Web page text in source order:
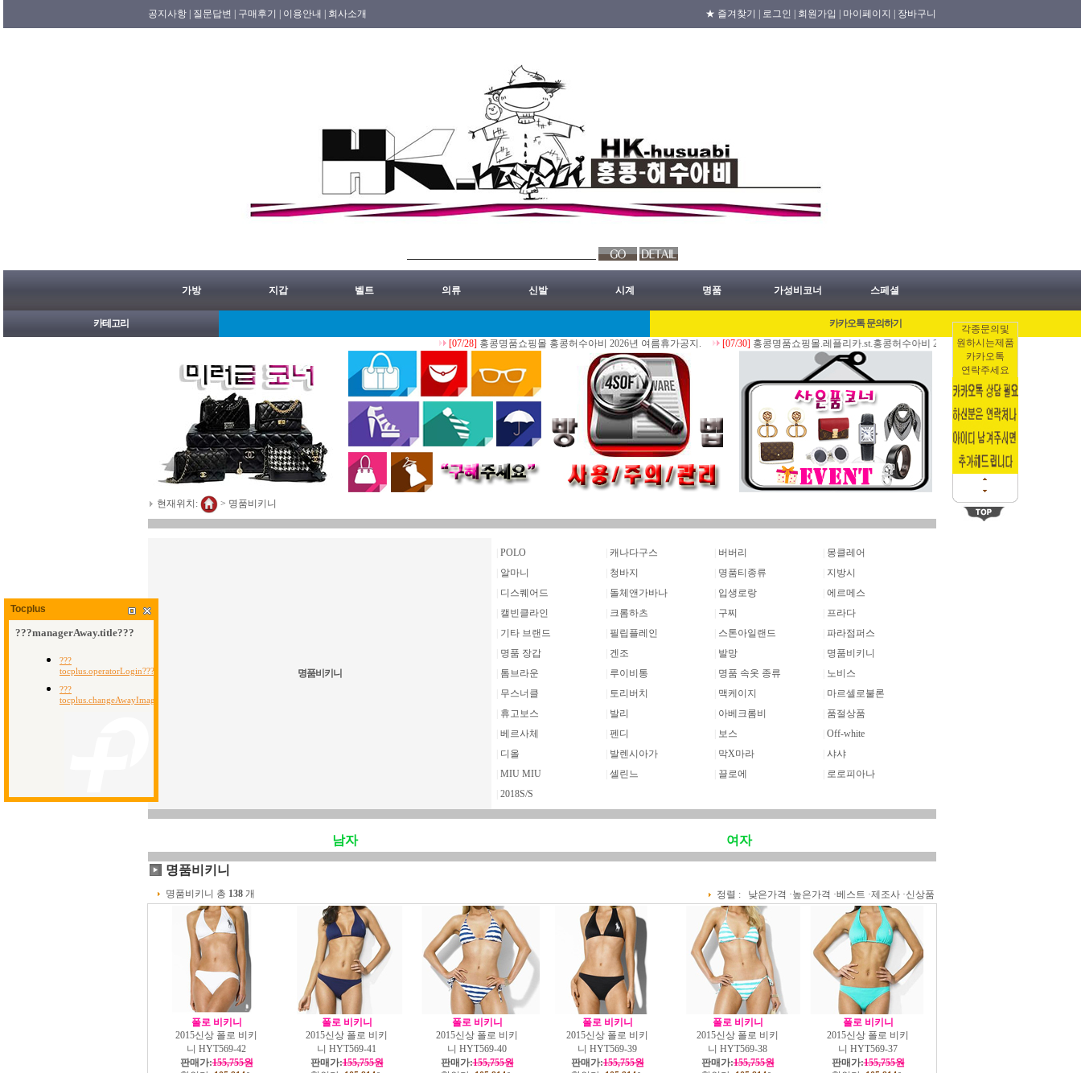
각종문의및
원하시는제품
카카오톡
연락주세요
공지사항 | 질문답변 | 구매후기 | 이용안내 | 회사소개 ★ 즐겨찾기 | 로그인 | 회원가입 | 마이페이지 | 장바구니
가방 지갑 벨트 의류 신발 시계 명품 가성비코너 스페셜
카테고리
카카오톡 문의하기
[07/28]홍콩명품쇼핑몰 홍콩허수아비 2026년 여름휴가공지. [07/30]홍콩명품쇼핑몰.레플리카.st.홍콩허수아비 2026년 07월30일 홍콩배송출발 안내 공지.
현재위치: > 명품비키니
명품비키니
POLO 캐나다구스 버버리
몽클레어
알마니 청바지 명품티종류
지방시
디스퀘어드 돌체앤가바나 입생로랑
에르메스
캘빈클라인 크롬하츠 구찌
프라다
기타 브랜드 필립플레인 스톤아일랜드
파라점퍼스
명품 장갑 겐조 발망
명품비키니
톰브라운 루이비통 명품 속옷 종류
노비스
무스너클 토리버치 맥케이지
마르셀로불론
휴고보스 발리 아베크롬비
품절상품
베르사체 펜디 보스
Off-white
디올 발렌시아가 막X마라
샤샤
MIU MIU 셀린느 끌로에
로로피아나
2018S/S
남자 여자
명품비키니
명품비키니 총 138 개 정렬 : 낮은가격 ·높은가격 ·베스트 ·제조사 ·신상품
폴로 비키니
2015신상 폴로 비키
니 HYT569-42
판매가:155,755원
폴로 비키니
2015신상 폴로 비키
니 HYT569-41
판매가:155,755원
폴로 비키니
2015신상 폴로 비키
니 HYT569-40
판매가:155,755원
폴로 비키니
2015신상 폴로 비키
니 HYT569-39
판매가:155,755원
폴로 비키니
2015신상 폴로 비키
니 HYT569-38
판매가:155,755원
폴로 비키니
2015신상 폴로 비키
니 HYT569-37
판매가:155,755원
Tocplus